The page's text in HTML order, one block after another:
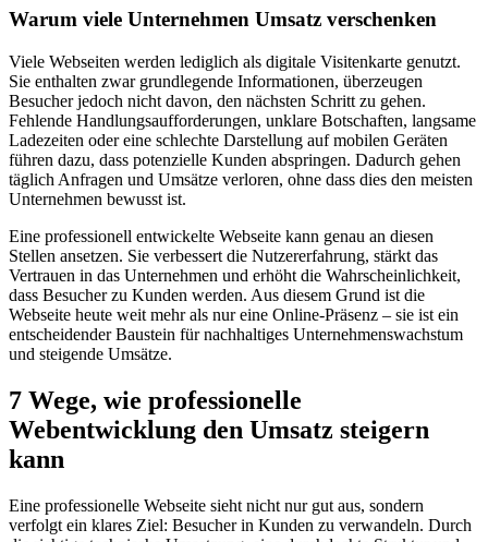
Warum viele Unternehmen Umsatz verschenken
Viele Webseiten werden lediglich als digitale Visitenkarte genutzt.
Sie enthalten zwar grundlegende Informationen, überzeugen
Besucher jedoch nicht davon, den nächsten Schritt zu gehen.
Fehlende Handlungsaufforderungen, unklare Botschaften, langsame
Ladezeiten oder eine schlechte Darstellung auf mobilen Geräten
führen dazu, dass potenzielle Kunden abspringen. Dadurch gehen
täglich Anfragen und Umsätze verloren, ohne dass dies den meisten
Unternehmen bewusst ist.
Eine professionell entwickelte Webseite kann genau an diesen
Stellen ansetzen. Sie verbessert die Nutzererfahrung, stärkt das
Vertrauen in das Unternehmen und erhöht die Wahrscheinlichkeit,
dass Besucher zu Kunden werden. Aus diesem Grund ist die
Webseite heute weit mehr als nur eine Online-Präsenz – sie ist ein
entscheidender Baustein für nachhaltiges Unternehmenswachstum
und steigende Umsätze.
7 Wege, wie professionelle
Webentwicklung den Umsatz steigern
kann
Eine professionelle Webseite sieht nicht nur gut aus, sondern
verfolgt ein klares Ziel: Besucher in Kunden zu verwandeln. Durch